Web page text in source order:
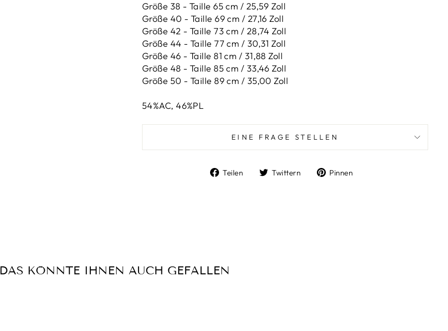
Größe 38 - Taille 65 cm / 25,59 Zoll
Größe 40 - Taille 69 cm / 27,16 Zoll
Größe 42 - Taille 73 cm / 28,74 Zoll
Größe 44 - Taille 77 cm / 30,31 Zoll
Größe 46 - Taille 81 cm / 31,88 Zoll
Größe 48 - Taille 85 cm / 33,46 Zoll
Größe 50 - Taille 89 cm / 35,00 Zoll
54%AC, 46%PL
EINE FRAGE STELLEN
Teilen
Auf
Twittern
Auf
Pinnen
DAS KÖNNTE IHNEN AUCH GEFALLEN